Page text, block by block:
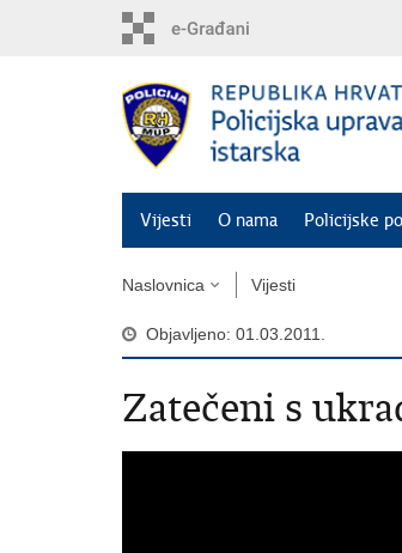
Vijesti O nama Policijske
Naslovnica Vijesti
Objavljeno: 01.03.2011.
Zatečeni s